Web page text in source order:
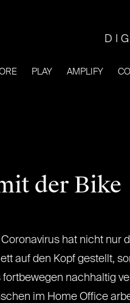
PLAY AMPLIFY
der Bike
hat nicht nur
auf den Kopf gestellt,
fortbewegen nachhaltig
im Home Office